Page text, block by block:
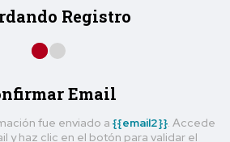
Registro
Email
fue enviado a {{email2}}. Accede
y haz clic en el botón para validar el